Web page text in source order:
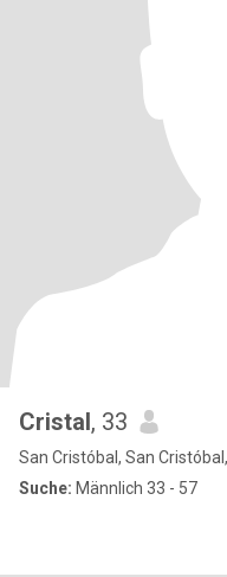
Cristal, 33
San Cristóbal, San
Suche: Männlich 33 - 57